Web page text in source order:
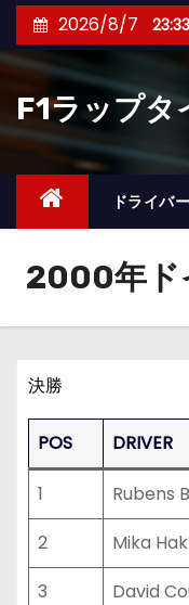
ン
ツ
キ
2026/8/7 23:33
F1ラップタ
ドライバ
2000年ド
決勝
POS DRIVER
1 Rubens
2
Mika
3
David